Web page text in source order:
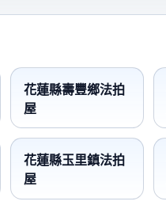
花蓮縣壽豐鄉法拍
屋
花蓮縣玉里鎮法拍
屋